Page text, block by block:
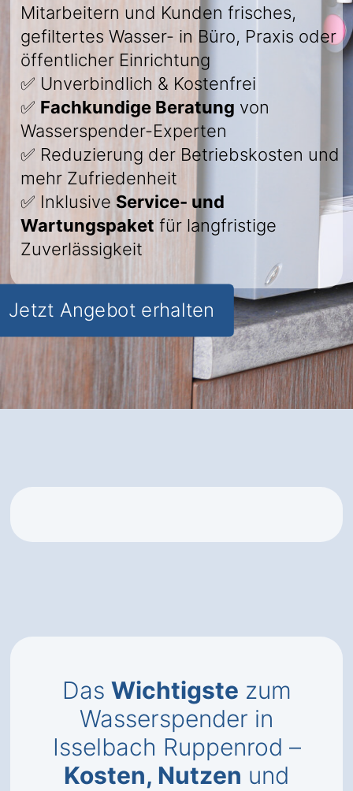
Mitarbeitern und Kunden frisches,
gefiltertes Wasser- in Büro, Praxis oder
öffentlicher Einrichtung
✅ Unverbindlich & Kostenfrei
✅ Fachkundige Beratung von
Wasserspender-Experten
✅ Reduzierung der Betriebskosten und
mehr Zufriedenheit
✅ Inklusive Service- und
Wartungspaket für langfristige
Zuverlässigkeit
Jetzt Angebot erhalten
Das Wichtigste zum
Wasserspender in
Isselbach Ruppenrod –
Kosten, Nutzen und